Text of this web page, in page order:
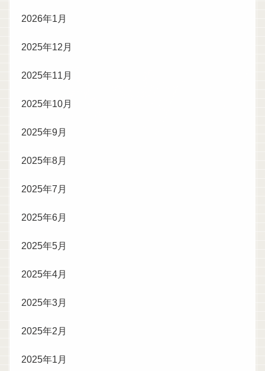
2026年1月
2025年12月
2025年11月
2025年10月
2025年9月
2025年8月
2025年7月
2025年6月
2025年5月
2025年4月
2025年3月
2025年2月
2025年1月